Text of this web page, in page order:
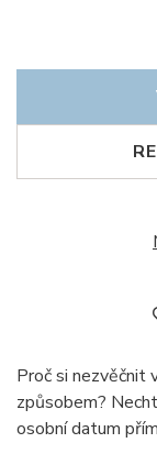
Proč si nezvěčnit
způsobem?
osobní datum